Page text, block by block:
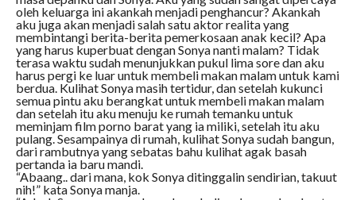
oleh keluarga ini akankah menjadi penghancur? Akankah
aku juga akan menjadi salah satu aktor realita yang
membintangi berita-berita pemerkosaan anak kecil? Apa
yang harus kuperbuat dengan Sonya nanti malam? Tidak
terasa waktu sudah menunjukkan pukul lima sore dan aku
harus pergi ke luar untuk membeli makan malam untuk kami
berdua. Kulihat Sonya masih tertidur, dan setelah kukunci
semua pintu aku berangkat untuk membeli makan malam
dan setelah itu aku menuju ke rumah temanku untuk
meminjam film porno barat yang ia miliki, setelah itu aku
pulang. Sesampainya di rumah, kulihat Sonya sudah bangun,
dari rambutnya yang sebatas bahu kulihat agak basah
pertanda ia baru mandi.
“Abaang.. dari mana, kok Sonya ditinggalin sendirian, takuut
nih!” kata Sonya manja.